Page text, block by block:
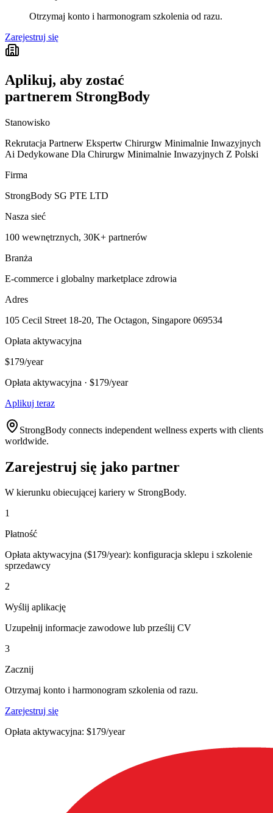
Otrzymaj konto i harmonogram szkolenia od razu.
Zarejestruj się
Aplikuj, aby zostać
partnerem StrongBody
Stanowisko
Rekrutacja Partnerw Ekspertw Chirurgw Minimalnie Inwazyjnych
Ai Dedykowane Dla Chirurgw Minimalnie Inwazyjnych Z Polski
Firma
StrongBody SG PTE LTD
Nasza sieć
100 wewnętrznych, 30K+ partnerów
Branża
E-commerce i globalny marketplace zdrowia
Adres
105 Cecil Street 18-20, The Octagon, Singapore 069534
Opłata aktywacyjna
$179/year
Opłata aktywacyjna · $179/year
Aplikuj teraz
StrongBody connects independent wellness experts with clients
worldwide.
Zarejestruj się jako partner
W kierunku obiecującej kariery w StrongBody.
1
Płatność
Opłata aktywacyjna ($179/year): konfiguracja sklepu i szkolenie
sprzedawcy
2
Wyślij aplikację
Uzupełnij informacje zawodowe lub prześlij CV
3
Zacznij
Otrzymaj konto i harmonogram szkolenia od razu.
Zarejestruj się
Opłata aktywacyjna: $179/year